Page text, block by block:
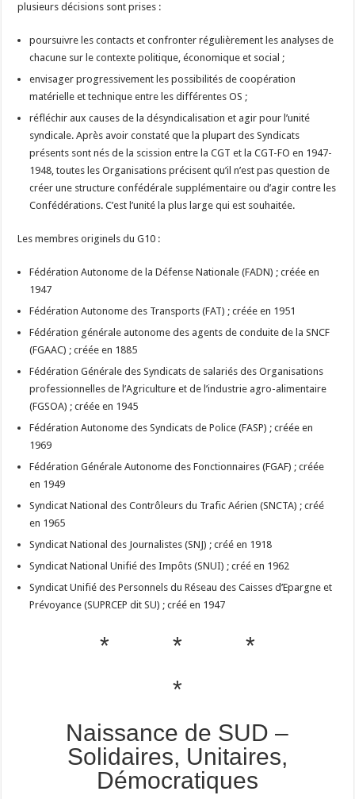
plusieurs décisions sont prises :
poursuivre les contacts et confronter régulièrement les analyses de
chacune sur le contexte politique, économique et social ;
envisager progressivement les possibilités de coopération
matérielle et technique entre les différentes OS ;
réfléchir aux causes de la désyndicalisation et agir pour l’unité
syndicale. Après avoir constaté que la plupart des Syndicats
présents sont nés de la scission entre la CGT et la CGT-FO en 1947-
1948, toutes les Organisations précisent qu’il n’est pas question de
créer une structure confédérale supplémentaire ou d’agir contre les
Confédérations. C’est l’unité la plus large qui est souhaitée.
Les membres originels du G10 :
Fédération Autonome de la Défense Nationale (FADN) ; créée en
1947
Fédération Autonome des Transports (FAT) ; créée en 1951
Fédération générale autonome des agents de conduite de la SNCF
(FGAAC) ; créée en 1885
Fédération Générale des Syndicats de salariés des Organisations
professionnelles de l’Agriculture et de l’industrie agro-alimentaire
(FGSOA) ; créée en 1945
Fédération Autonome des Syndicats de Police (FASP) ; créée en
1969
Fédération Générale Autonome des Fonctionnaires (FGAF) ; créée
en 1949
Syndicat National des Contrôleurs du Trafic Aérien (SNCTA) ; créé
en 1965
Syndicat National des Journalistes (SNJ) ; créé en 1918
Syndicat National Unifié des Impôts (SNUI) ; créé en 1962
Syndicat Unifié des Personnels du Réseau des Caisses d’Epargne et
Prévoyance (SUPRCEP dit SU) ; créé en 1947
* * *
*
Naissance de SUD –
Solidaires, Unitaires,
Démocratiques